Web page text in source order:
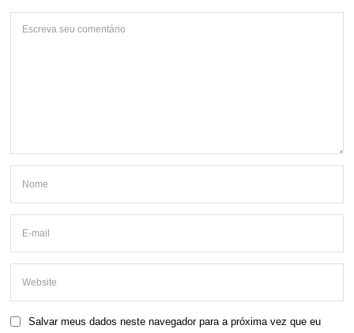
Salvar meus dados neste navegador para a próxima vez que eu